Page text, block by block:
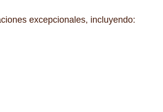
excepcionales, incluyendo: